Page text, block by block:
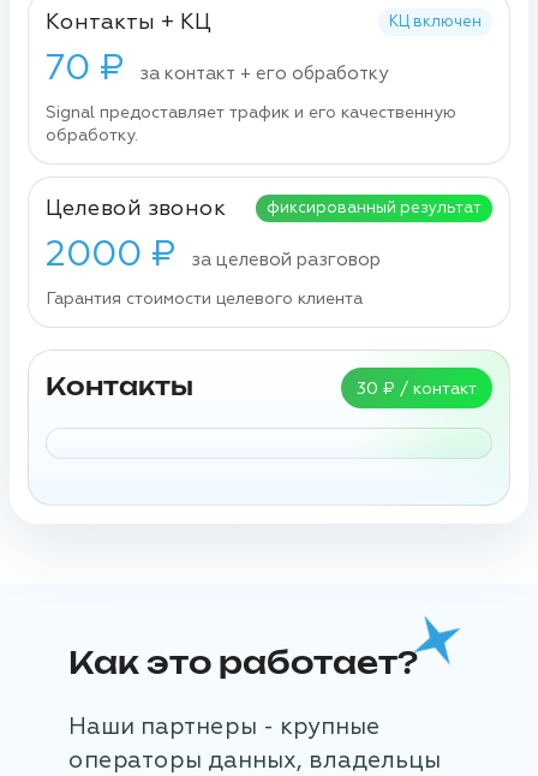
Контакты + КЦ КЦ включен
70 ₽ за контакт + его обработку
Signal предоставляет трафик и его качественную
обработку.
Целевой звонок фиксированный результат
2000 ₽ за целевой разговор
Гарантия стоимости целевого клиента
Контакты 30 ₽ / контакт
Как это работает?
Наши партнеры - крупные
операторы данных, владельцы